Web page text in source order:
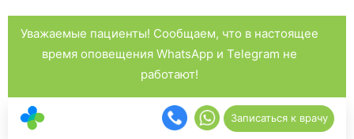
Уважаемые пациенты! Сообщаем, что в настоящее
время оповещения WhatsApp и Telegram не
работают!
Записаться к врачу